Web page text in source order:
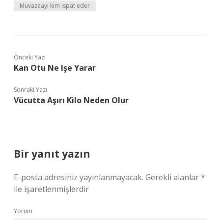
Muvazaayı kim ispat eder
Önceki Yazı
Kan Otu Ne Işe Yarar
Sonraki Yazı
Vücutta Aşırı Kilo Neden Olur
Bir yanıt yazın
E-posta adresiniz yayınlanmayacak. Gerekli alanlar*
ile işaretlenmişlerdir
Yorum